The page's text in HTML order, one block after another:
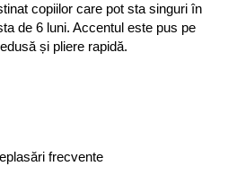
copiilor care pot sta singuri în
de 6 luni. Accentul este pus pe
și pliere rapidă.
frecvente